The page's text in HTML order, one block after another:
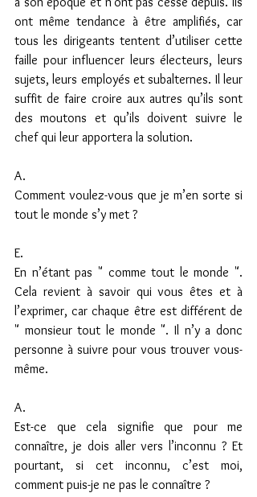
ont même tendance à être amplifiés, car
tous les dirigeants tentent d’utiliser cette
faille pour influencer leurs électeurs, leurs
sujets, leurs employés et subalternes. Il leur
suffit de faire croire aux autres qu’ils sont
des moutons et qu’ils doivent suivre le
chef qui leur apportera la solution.
A.
Comment voulez-vous que je m’en sorte si
tout le monde s’y met ?
E.
En n’étant pas " comme tout le monde ".
Cela revient à savoir qui vous êtes et à
l’exprimer, car chaque être est différent de
" monsieur tout le monde ". Il n’y a donc
personne à suivre pour vous trouver vous-
même.
A.
Est-ce que cela signifie que pour me
connaître, je dois aller vers l’inconnu ? Et
pourtant, si cet inconnu, c’est moi,
comment puis-je ne pas le connaître ?